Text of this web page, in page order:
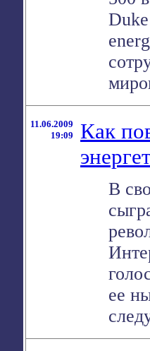
11.06.2009
19:09
Как
В
ее